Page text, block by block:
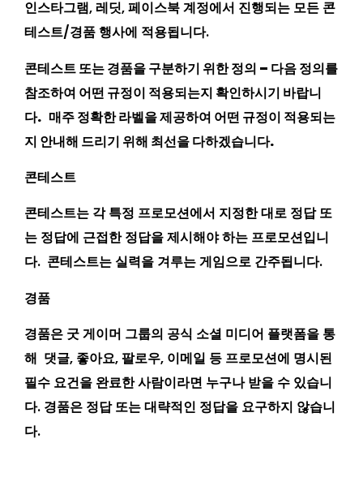
인스타그램, 레딧, 페이스북 계정에서 진행되는 모든 콘
테스트/경품 행사에 적용됩니다.
콘테스트 또는 경품을 구분하기 위한 정의 – 다음 정의를
참조하여 어떤 규정이 적용되는지 확인하시기 바랍니
다. 매주 정확한 라벨을 제공하여 어떤 규정이 적용되는
지 안내해 드리기 위해 최선을 다하겠습니다.
콘테스트
콘테스트는 각 특정 프로모션에서 지정한 대로 정답 또
는 정답에 근접한 정답을 제시해야 하는 프로모션입니
다. 콘테스트는 실력을 겨루는 게임으로 간주됩니다.
경품
경품은 굿 게이머 그룹의 공식 소셜 미디어 플랫폼을 통
해 댓글, 좋아요, 팔로우, 이메일 등 프로모션에 명시된
필수 요건을 완료한 사람이라면 누구나 받을 수 있습니
다. 경품은 정답 또는 대략적인 정답을 요구하지 않습니
다.